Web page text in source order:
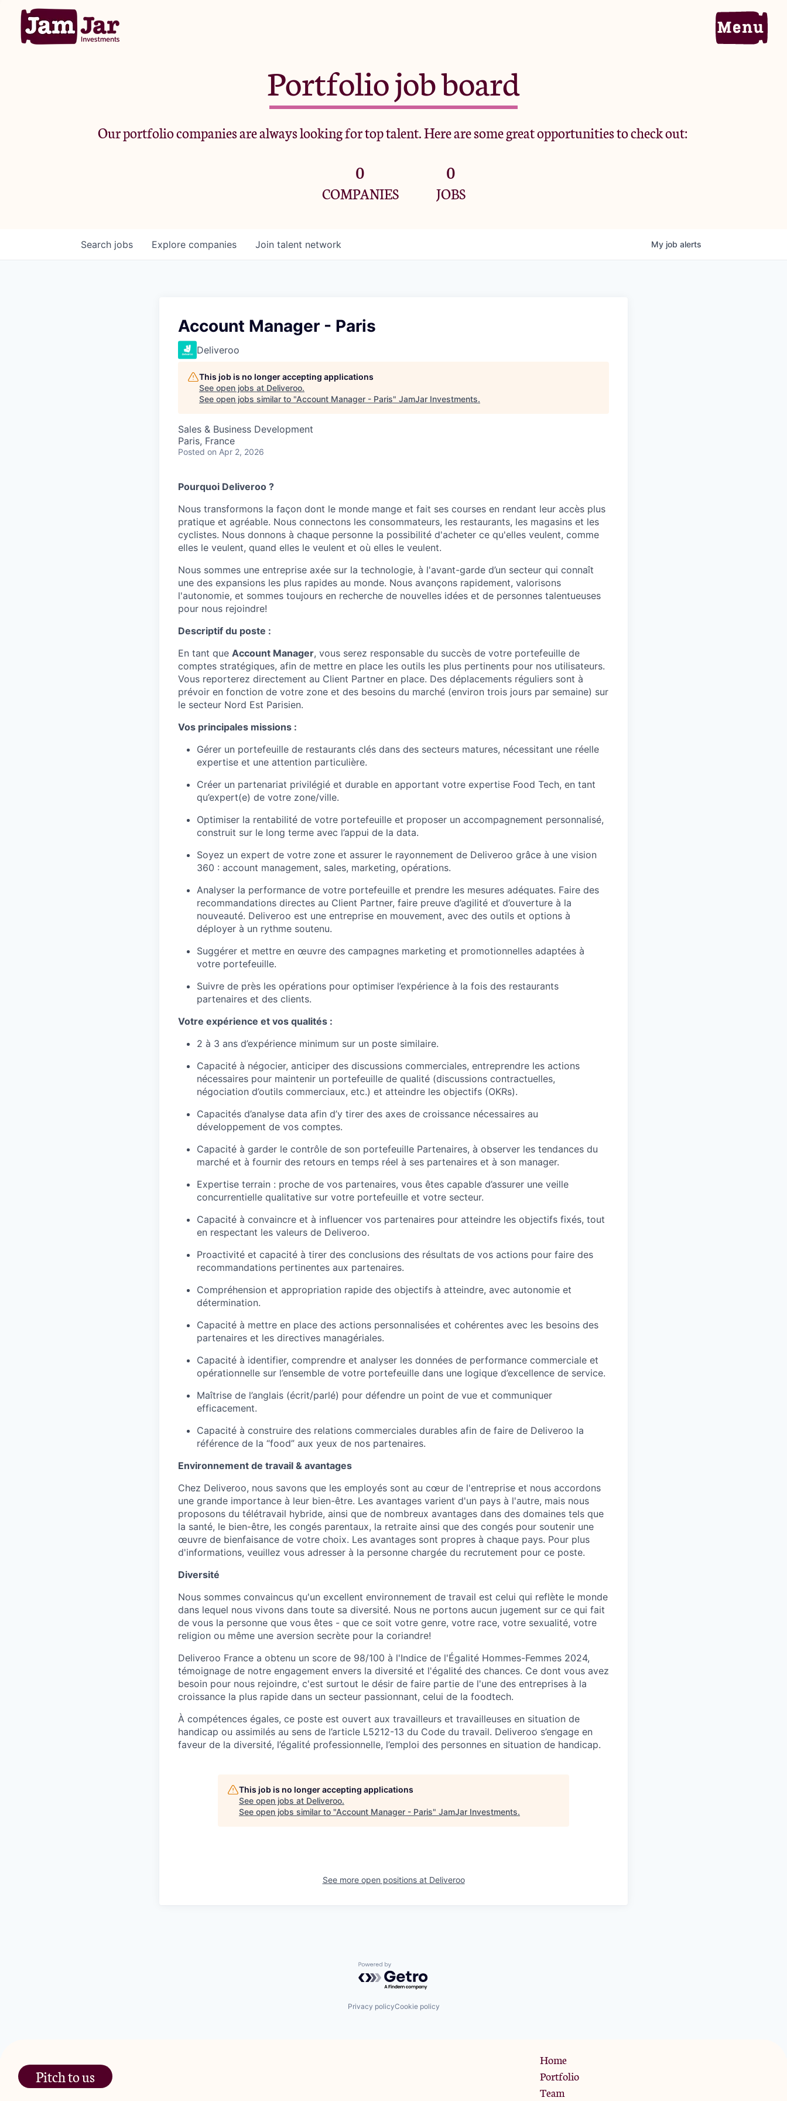
Portfolio
Criteria
Portfolio job board
Our portfolio companies are always looking for top talent. Here are some great opportunities to check out:
0
COMPANIES
0
JOBS
Search jobs Explore companies Join talent network My job alerts
Account Manager - Paris
Deliveroo
This job is no longer accepting applications
See open jobs at Deliveroo.
See open jobs similar to "Account Manager - Paris" JamJar Investments.
Sales & Business Development
Paris, France
Posted on Apr 2, 2026
Pourquoi Deliveroo ?
Nous transformons la façon dont le monde mange et fait ses courses en rendant leur accès plus
pratique et agréable. Nous connectons les consommateurs, les restaurants, les magasins et les
cyclistes. Nous donnons à chaque personne la possibilité d'acheter ce qu'elles veulent, comme
elles le veulent, quand elles le veulent et où elles le veulent.
Nous sommes une entreprise axée sur la technologie, à l'avant-garde d’un secteur qui connaît
une des expansions les plus rapides au monde. Nous avançons rapidement, valorisons
l'autonomie, et sommes toujours en recherche de nouvelles idées et de personnes talentueuses
pour nous rejoindre!
Descriptif du poste :
En tant que Account Manager, vous serez responsable du succès de votre portefeuille de
comptes stratégiques, afin de mettre en place les outils les plus pertinents pour nos utilisateurs.
Vous reporterez directement au Client Partner en place. Des déplacements réguliers sont à
prévoir en fonction de votre zone et des besoins du marché (environ trois jours par semaine) sur
le secteur Nord Est Parisien.
Vos principales missions :
Gérer un portefeuille de restaurants clés dans des secteurs matures, nécessitant une réelle
expertise et une attention particulière.
Créer un partenariat privilégié et durable en apportant votre expertise Food Tech, en tant
qu’expert(e) de votre zone/ville.
Optimiser la rentabilité de votre portefeuille et proposer un accompagnement personnalisé,
construit sur le long terme avec l’appui de la data.
Soyez un expert de votre zone et assurer le rayonnement de Deliveroo grâce à une vision
360 : account management, sales, marketing, opérations.
Analyser la performance de votre portefeuille et prendre les mesures adéquates. Faire des
recommandations directes au Client Partner, faire preuve d’agilité et d’ouverture à la
nouveauté. Deliveroo est une entreprise en mouvement, avec des outils et options à
déployer à un rythme soutenu.
Suggérer et mettre en œuvre des campagnes marketing et promotionnelles adaptées à
votre portefeuille.
Suivre de près les opérations pour optimiser l’expérience à la fois des restaurants
partenaires et des clients.
Votre expérience et vos qualités :
2 à 3 ans d’expérience minimum sur un poste similaire.
Capacité à négocier, anticiper des discussions commerciales, entreprendre les actions
nécessaires pour maintenir un portefeuille de qualité (discussions contractuelles,
négociation d’outils commerciaux, etc.) et atteindre les objectifs (OKRs).
Capacités d’analyse data afin d’y tirer des axes de croissance nécessaires au
développement de vos comptes.
Capacité à garder le contrôle de son portefeuille Partenaires, à observer les tendances du
marché et à fournir des retours en temps réel à ses partenaires et à son manager.
Expertise terrain : proche de vos partenaires, vous êtes capable d’assurer une veille
concurrentielle qualitative sur votre portefeuille et votre secteur.
Capacité à convaincre et à influencer vos partenaires pour atteindre les objectifs fixés, tout
en respectant les valeurs de Deliveroo.
Proactivité et capacité à tirer des conclusions des résultats de vos actions pour faire des
recommandations pertinentes aux partenaires.
Compréhension et appropriation rapide des objectifs à atteindre, avec autonomie et
détermination.
Capacité à mettre en place des actions personnalisées et cohérentes avec les besoins des
partenaires et les directives managériales.
Capacité à identifier, comprendre et analyser les données de performance commerciale et
opérationnelle sur l’ensemble de votre portefeuille dans une logique d’excellence de service.
Maîtrise de l’anglais (écrit/parlé) pour défendre un point de vue et communiquer
efficacement.
Capacité à construire des relations commerciales durables afin de faire de Deliveroo la
référence de la “food” aux yeux de nos partenaires.
Environnement de travail & avantages
Chez Deliveroo, nous savons que les employés sont au cœur de l'entreprise et nous accordons
une grande importance à leur bien-être. Les avantages varient d'un pays à l'autre, mais nous
proposons du télétravail hybride, ainsi que de nombreux avantages dans des domaines tels que
la santé, le bien-être, les congés parentaux, la retraite ainsi que des congés pour soutenir une
œuvre de bienfaisance de votre choix. Les avantages sont propres à chaque pays. Pour plus
d'informations, veuillez vous adresser à la personne chargée du recrutement pour ce poste.
Diversité
Nous sommes convaincus qu'un excellent environnement de travail est celui qui reflète le monde
dans lequel nous vivons dans toute sa diversité. Nous ne portons aucun jugement sur ce qui fait
de vous la personne que vous êtes - que ce soit votre genre, votre race, votre sexualité, votre
religion ou même une aversion secrète pour la coriandre!
Deliveroo France a obtenu un score de 98/100 à l'Indice de l'Égalité Hommes-Femmes 2024,
témoignage de notre engagement envers la diversité et l'égalité des chances. Ce dont vous avez
besoin pour nous rejoindre, c'est surtout le désir de faire partie de l'une des entreprises à la
croissance la plus rapide dans un secteur passionnant, celui de la foodtech.
À compétences égales, ce poste est ouvert aux travailleurs et travailleuses en situation de
handicap ou assimilés au sens de l’article L5212-13 du Code du travail. Deliveroo s’engage en
faveur de la diversité, l’égalité professionnelle, l’emploi des personnes en situation de handicap.
This job is no longer accepting applications
See open jobs at Deliveroo.
See open jobs similar to "Account Manager - Paris" JamJar Investments.
See more open positions at Deliveroo
Powered by Getro.com
Privacy policyCookie policy
Pitch to us
Home
Portfolio
Team